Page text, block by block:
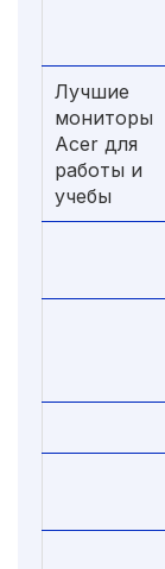
Лучшие
мониторы
Acer для
работы и
учебы